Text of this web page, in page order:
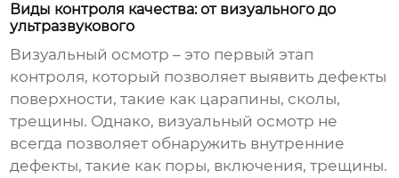
Виды контроля качества: от визуального до
ультразвукового
Визуальный осмотр – это первый этап
контроля, который позволяет выявить дефекты
поверхности, такие как царапины, сколы,
трещины. Однако, визуальный осмотр не
всегда позволяет обнаружить внутренние
дефекты, такие как поры, включения, трещины.